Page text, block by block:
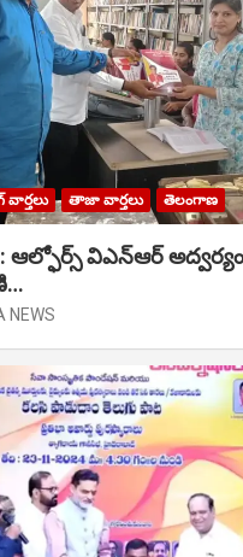
వార్తలు తాజా వార్తలు తెలంగాణ
ఆల్ఫోర్స్ విఎన్ఆర్
NEWS